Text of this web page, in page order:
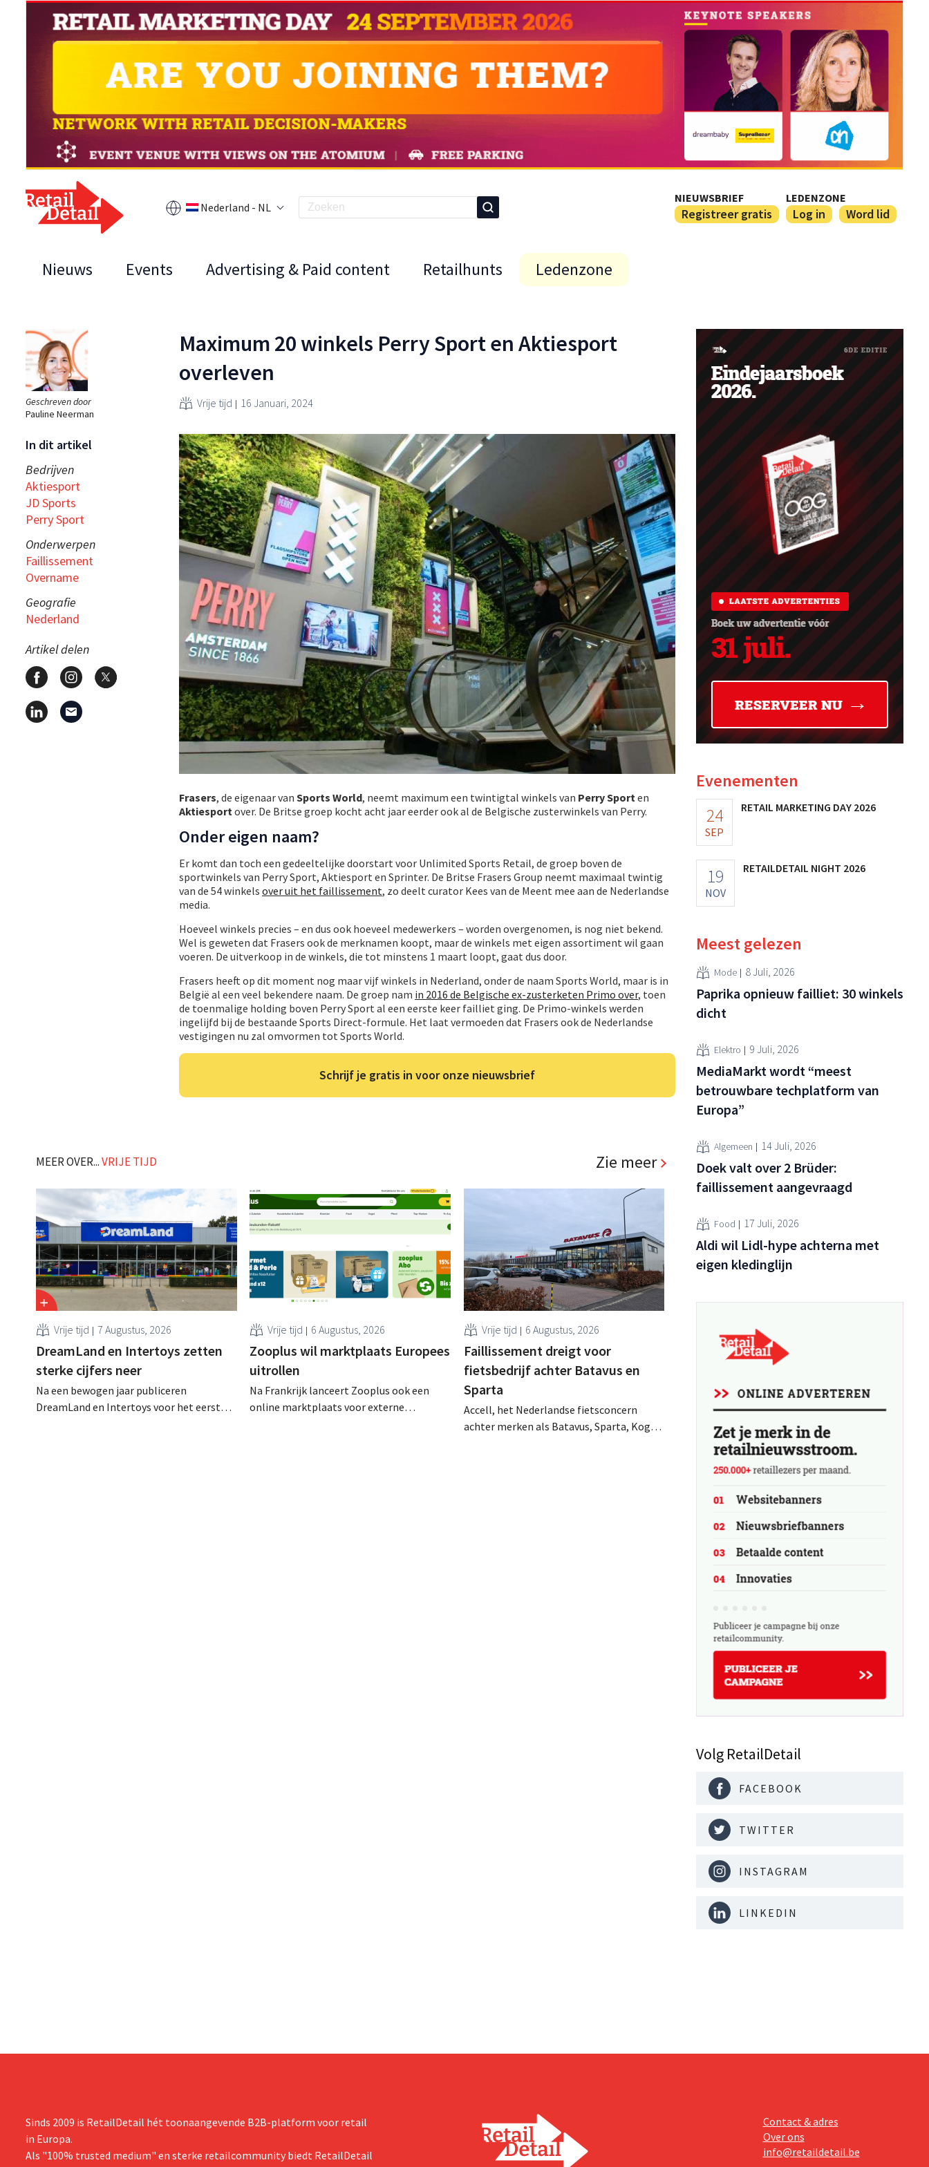
Nederland - NL
NIEUWSBRIEF
Registreer gratis
LEDENZONE
Log in Word lid
Nieuws Events Advertising & Paid content Retailhunts Ledenzone
Geschreven door
Pauline Neerman
In dit artikel
Bedrijven
Aktiesport
JD Sports
Perry Sport
Onderwerpen
Faillissement
Overname
Geografie
Nederland
Artikel delen
Maximum 20 winkels Perry Sport en Aktiesport
overleven
Vrije tijd 16 Januari, 2024
Frasers, de eigenaar van Sports World, neemt maximum een twintigtal winkels van Perry Sport en
Aktiesport over. De Britse groep kocht acht jaar eerder ook al de Belgische zusterwinkels van Perry.
Onder eigen naam?
Er komt dan toch een gedeeltelijke doorstart voor Unlimited Sports Retail, de groep boven de
sportwinkels van Perry Sport, Aktiesport en Sprinter. De Britse Frasers Group neemt maximaal twintig
van de 54 winkels over uit het faillissement, zo deelt curator Kees van de Meent mee aan de Nederlandse
media.
Hoeveel winkels precies – en dus ook hoeveel medewerkers – worden overgenomen, is nog niet bekend.
Wel is geweten dat Frasers ook de merknamen koopt, maar de winkels met eigen assortiment wil gaan
voeren. De uitverkoop in de winkels, die tot minstens 1 maart loopt, gaat dus door.
Frasers heeft op dit moment nog maar vijf winkels in Nederland, onder de naam Sports World, maar is in
België al een veel bekendere naam. De groep nam in 2016 de Belgische ex-zusterketen Primo over, toen
de toenmalige holding boven Perry Sport al een eerste keer failliet ging. De Primo-winkels werden
ingelijfd bij de bestaande Sports Direct-formule. Het laat vermoeden dat Frasers ook de Nederlandse
vestigingen nu zal omvormen tot Sports World.
Schrijf je gratis in voor onze nieuwsbrief
MEER OVER...VRIJE TIJD Zie meer
Vrije tijd 7 Augustus, 2026
DreamLand en Intertoys zetten
sterke cijfers neer
Na een bewogen jaar publiceren
DreamLand en Intertoys voor het eerst
Vrije tijd 6 Augustus, 2026
Zooplus wil marktplaats Europees
uitrollen
Na Frankrijk lanceert Zooplus ook een
online marktplaats voor externe
Vrije tijd 6 Augustus, 2026
Faillissement dreigt voor
fietsbedrijf achter Batavus en
Sparta
Accell, het Nederlandse fietsconcern
achter merken als Batavus, Sparta, Koga
Evenementen
24
SEP
RETAIL MARKETING DAY 2026
19
NOV
RETAILDETAIL NIGHT 2026
Meest gelezen
Mode 8 Juli, 2026
Paprika opnieuw failliet: 30 winkels
dicht
Elektro 9 Juli, 2026
MediaMarkt wordt “meest
betrouwbare techplatform van
Europa”
Algemeen 14 Juli, 2026
Doek valt over 2 Brüder:
faillissement aangevraagd
Food 17 Juli, 2026
Aldi wil Lidl-hype achterna met
eigen kledinglijn
Volg RetailDetail
FACEBOOK
TWITTER
INSTAGRAM
LINKEDIN
Sinds 2009 is RetailDetail hét toonaangevende B2B-platform voor retail
in Europa.
Als "100% trusted medium" en sterke retailcommunity biedt RetailDetail
Contact & adres
Over ons
info@retaildetail.be